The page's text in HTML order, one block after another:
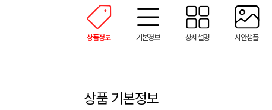
상품정보 기본정보 상세설명 시안샘플
상품 기본정보